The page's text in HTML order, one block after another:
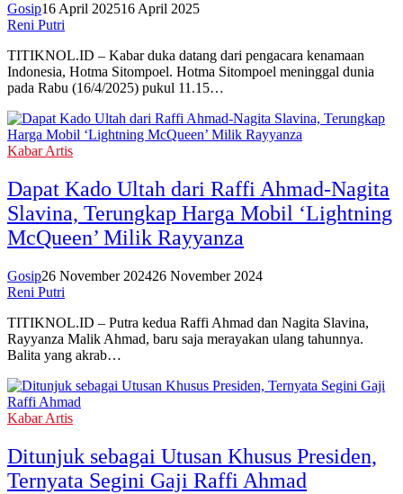
Gosip16 April 202516 April 2025
Reni Putri
TITIKNOL.ID – Kabar duka datang dari pengacara kenamaan
Indonesia, Hotma Sitompoel. Hotma Sitompoel meninggal dunia
pada Rabu (16/4/2025) pukul 11.15…
Kabar Artis
Dapat Kado Ultah dari Raffi Ahmad-Nagita
Slavina, Terungkap Harga Mobil ‘Lightning
McQueen’ Milik Rayyanza
Gosip26 November 202426 November 2024
Reni Putri
TITIKNOL.ID – Putra kedua Raffi Ahmad dan Nagita Slavina,
Rayyanza Malik Ahmad, baru saja merayakan ulang tahunnya.
Balita yang akrab…
Kabar Artis
Ditunjuk sebagai Utusan Khusus Presiden,
Ternyata Segini Gaji Raffi Ahmad